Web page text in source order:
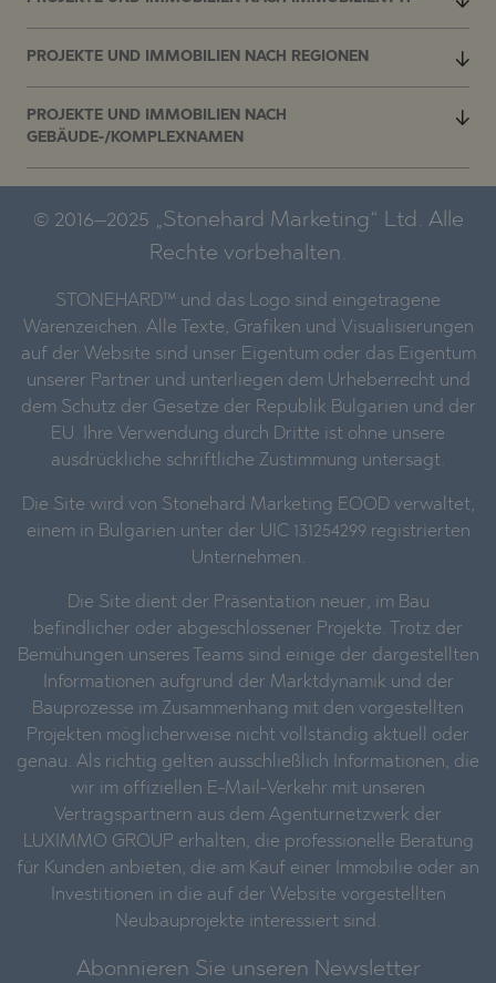
PROJEKTE UND IMMOBILIEN NACH REGIONEN
PROJEKTE UND IMMOBILIEN NACH
GEBÄUDE-/KOMPLEXNAMEN
© 2016–2025 „Stonehard Marketing“ Ltd. Alle
Rechte vorbehalten.
STONEHARD™ und das Logo sind eingetragene
Warenzeichen. Alle Texte, Grafiken und Visualisierungen
auf der Website sind unser Eigentum oder das Eigentum
unserer Partner und unterliegen dem Urheberrecht und
dem Schutz der Gesetze der Republik Bulgarien und der
EU. Ihre Verwendung durch Dritte ist ohne unsere
ausdrückliche schriftliche Zustimmung untersagt.
Die Site wird von Stonehard Marketing EOOD verwaltet,
einem in Bulgarien unter der UIC 131254299 registrierten
Unternehmen.
Die Site dient der Präsentation neuer, im Bau
befindlicher oder abgeschlossener Projekte. Trotz der
Bemühungen unseres Teams sind einige der dargestellten
Informationen aufgrund der Marktdynamik und der
Bauprozesse im Zusammenhang mit den vorgestellten
Projekten möglicherweise nicht vollständig aktuell oder
genau. Als richtig gelten ausschließlich Informationen, die
wir im offiziellen E-Mail-Verkehr mit unseren
Vertragspartnern aus dem Agenturnetzwerk der
LUXIMMO GROUP erhalten, die professionelle Beratung
für Kunden anbieten, die am Kauf einer Immobilie oder an
Investitionen in die auf der Website vorgestellten
Neubauprojekte interessiert sind.
Abonnieren Sie unseren Newsletter